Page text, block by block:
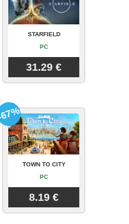
STARFIELD
PC
31.29 €
TOWN TO CITY
PC
8.19 €